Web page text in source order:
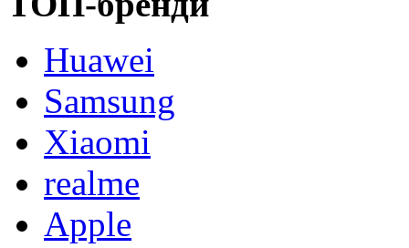
Huawei
Samsung
Xiaomi
realme
Apple